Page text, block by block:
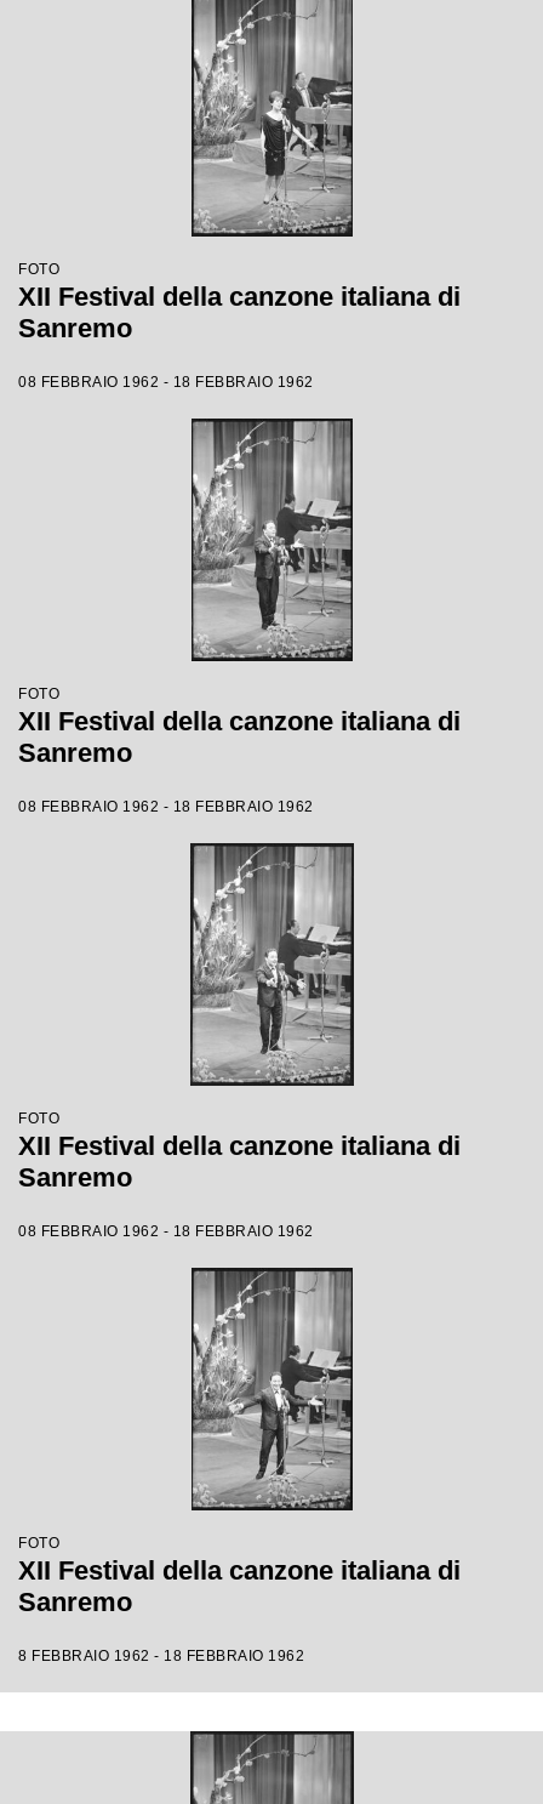
FOTO
XII Festival della canzone italiana di
Sanremo
08 FEBBRAIO 1962 - 18 FEBBRAIO 1962
FOTO
XII Festival della canzone italiana di
Sanremo
08 FEBBRAIO 1962 - 18 FEBBRAIO 1962
FOTO
XII Festival della canzone italiana di
Sanremo
08 FEBBRAIO 1962 - 18 FEBBRAIO 1962
FOTO
XII Festival della canzone italiana di
Sanremo
8 FEBBRAIO 1962 - 18 FEBBRAIO 1962